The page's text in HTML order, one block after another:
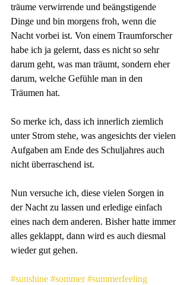
träume verwirrende und beängstigende
Dinge und bin morgens froh, wenn die
Nacht vorbei ist. Von einem Traumforscher
habe ich ja gelernt, dass es nicht so sehr
darum geht, was man träumt, sondern eher
darum, welche Gefühle man in den
Träumen hat.
So merke ich, dass ich innerlich ziemlich
unter Strom stehe, was angesichts der vielen
Aufgaben am Ende des Schuljahres auch
nicht überraschend ist.
Nun versuche ich, diese vielen Sorgen in
der Nacht zu lassen und erledige einfach
eines nach dem anderen. Bisher hatte immer
alles geklappt, dann wird es auch diesmal
wieder gut gehen.
#sunshine #sommer #summerfeeling